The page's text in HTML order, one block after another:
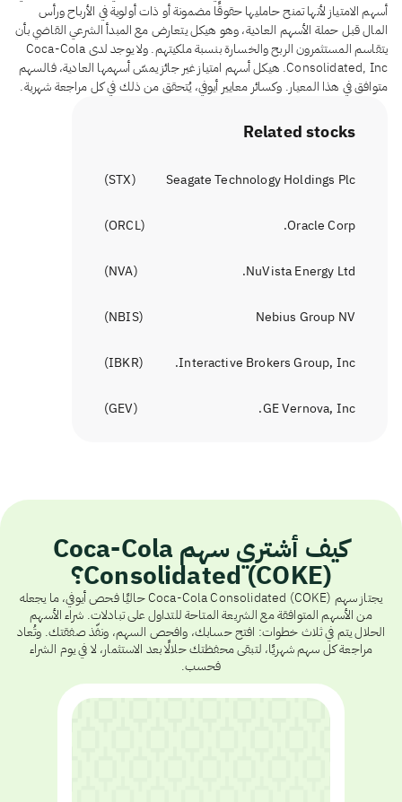
أسهم الامتياز لأنها تمنح حامليها حقوقًا مضمونة أو ذات أولوية في الأرباح ورأس
المال قبل حملة الأسهم العادية، وهو هيكل يتعارض مع المبدأ الشرعي القاضي بأن
يتقاسم المستثمرون الربح والخسارة بنسبة ملكيتهم. ولا يوجد لدى Coca-Cola
Consolidated, Inc. هيكل أسهم امتياز غير جائز يمسّ أسهمها العادية، فالسهم
متوافق في هذا المعيار. وكسائر معايير أيوفي، يُتحقق من ذلك في كل مراجعة شهرية.
Related stocks
Seagate Technology Holdings Plc
(
STX
)
Oracle Corp.
(
ORCL
)
NuVista Energy Ltd.
(
NVA
)
Nebius Group NV
(
NBIS
)
Interactive Brokers Group, Inc.
(
IBKR
)
GE Vernova, Inc.
(
GEV
)
كيف أشتري سهم Coca-Cola
Consolidated (COKE)؟
يجتاز سهم Coca-Cola Consolidated (COKE) حاليًا فحص أيوفي، ما يجعله
من الأسهم المتوافقة مع الشريعة المتاحة للتداول على تبادلات. شراء الأسهم
الحلال يتم في ثلاث خطوات: افتح حسابك، وافحص السهم، ونفّذ صفقتك. وتُعاد
مراجعة كل سهم شهريًا، لتبقى محفظتك حلالًا بعد الاستثمار، لا في يوم الشراء
فحسب.